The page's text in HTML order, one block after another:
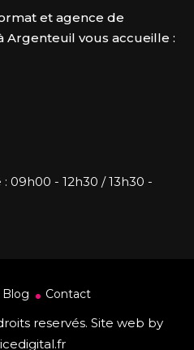
et agence de
Argenteuil vous accueille :
09h00 - 12h30 / 13h30 -
reservés. Site web by
Blog Contact